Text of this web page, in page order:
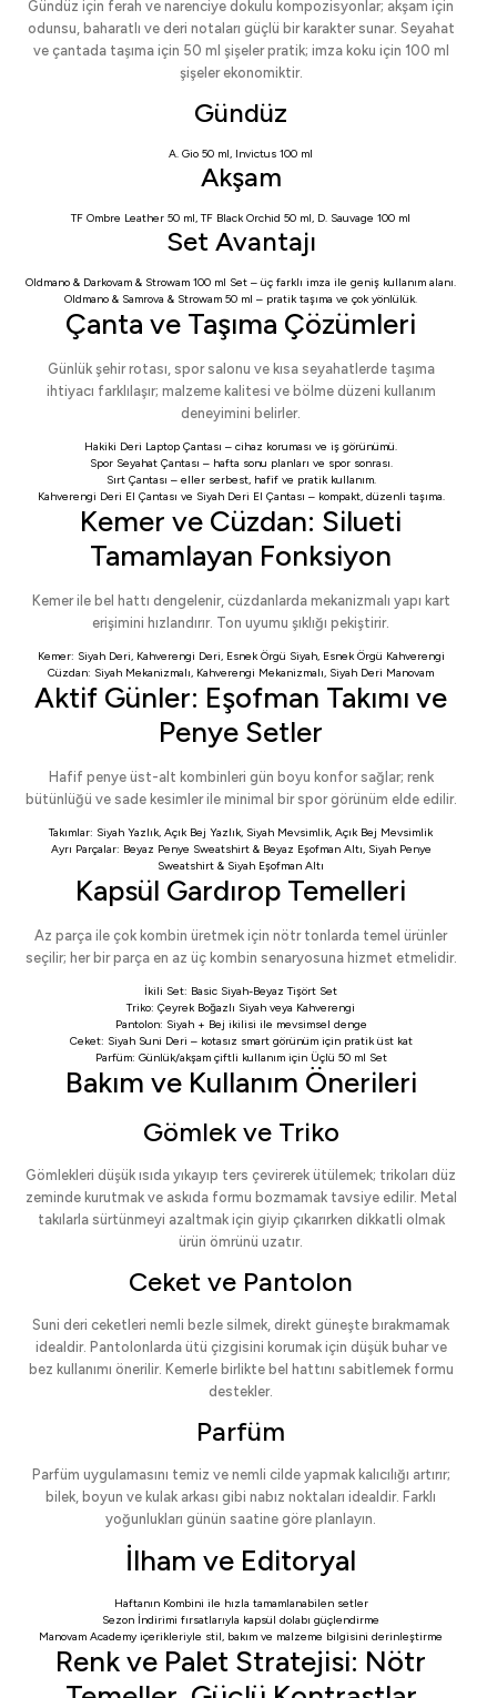
Gündüz için ferah ve narenciye dokulu kompozisyonlar; akşam için
odunsu, baharatlı ve deri notaları güçlü bir karakter sunar. Seyahat
ve çantada taşıma için 50 ml şişeler pratik; imza koku için 100 ml
şişeler ekonomiktir.
Gündüz
A. Gio 50 ml, Invictus 100 ml
Akşam
TF Ombre Leather 50 ml,TF Black Orchid 50 ml, D. Sauvage 100 ml
Set Avantajı
Oldmano & Darkovam & Strowam 100 ml Set – üç farklı imza ile geniş kullanım alanı.
Oldmano & Samrova & Strowam 50 ml – pratik taşıma ve çok yönlülük.
Çanta ve Taşıma Çözümleri
Günlük şehir rotası, spor salonu ve kısa seyahatlerde taşıma
ihtiyacı farklılaşır; malzeme kalitesi ve bölme düzeni kullanım
deneyimini belirler.
Hakiki Deri Laptop Çantası – cihaz koruması ve iş görünümü.
Spor Seyahat Çantası – hafta sonu planları ve spor sonrası.
Sırt Çantası – eller serbest, hafif ve pratik kullanım.
Kahverengi Deri El Çantası ve Siyah Deri El Çantası – kompakt, düzenli taşıma.
Kemer ve Cüzdan: Silueti
Tamamlayan Fonksiyon
Kemer ile bel hattı dengelenir, cüzdanlarda mekanizmalı yapı kart
erişimini hızlandırır. Ton uyumu şıklığı pekiştirir.
Kemer: Siyah Deri, Kahverengi Deri, Esnek Örgü Siyah, Esnek Örgü Kahverengi
Cüzdan: Siyah Mekanizmalı, Kahverengi Mekanizmalı, Siyah Deri Manovam
Aktif Günler: Eşofman Takımı ve
Penye Setler
Hafif penye üst-alt kombinleri gün boyu konfor sağlar; renk
bütünlüğü ve sade kesimler ile minimal bir spor görünüm elde edilir.
Takımlar: Siyah Yazlık, Açık Bej Yazlık, Siyah Mevsimlik, Açık Bej Mevsimlik
Ayrı Parçalar: Beyaz Penye Sweatshirt& Beyaz Eşofman Altı, Siyah Penye
Sweatshirt & Siyah Eşofman Altı
Kapsül Gardırop Temelleri
Az parça ile çok kombin üretmek için nötr tonlarda temel ürünler
seçilir; her bir parça en az üç kombin senaryosuna hizmet etmelidir.
İkili Set: Basic Siyah-Beyaz Tişört Set
Triko: Çeyrek Boğazlı Siyah veya Kahverengi
Pantolon: Siyah+ Bej ikilisi ile mevsimsel denge
Ceket: Siyah Suni Deri – kotasız smart görünüm için pratik üst kat
Parfüm: Günlük/akşam çiftli kullanım için Üçlü 50 ml Set
Bakım ve Kullanım Önerileri
Gömlek ve Triko
Gömlekleri düşük ısıda yıkayıp ters çevirerek ütülemek; trikoları düz
zeminde kurutmak ve askıda formu bozmamak tavsiye edilir. Metal
takılarla sürtünmeyi azaltmak için giyip çıkarırken dikkatli olmak
ürün ömrünü uzatır.
Ceket ve Pantolon
Suni deri ceketleri nemli bezle silmek, direkt güneşte bırakmamak
idealdir. Pantolonlarda ütü çizgisini korumak için düşük buhar ve
bez kullanımı önerilir. Kemerle birlikte bel hattını sabitlemek formu
destekler.
Parfüm
Parfüm uygulamasını temiz ve nemli cilde yapmak kalıcılığı artırır;
bilek, boyun ve kulak arkası gibi nabız noktaları idealdir. Farklı
yoğunlukları günün saatine göre planlayın.
İlham ve Editoryal
Haftanın Kombini ile hızla tamamlanabilen setler
Sezon İndirimi fırsatlarıyla kapsül dolabı güçlendirme
Manovam Academy içerikleriyle stil, bakım ve malzeme bilgisini derinleştirme
Renk ve Palet Stratejisi: Nötr